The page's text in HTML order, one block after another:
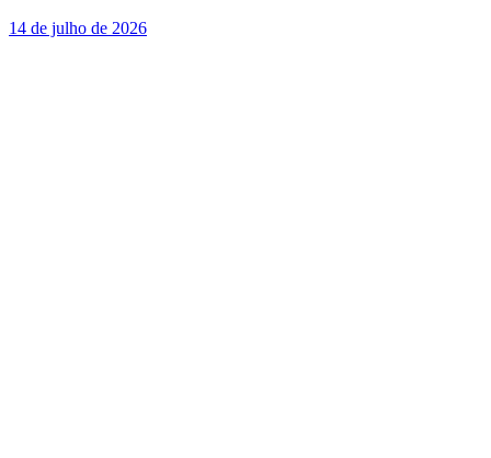
14 de julho de 2026